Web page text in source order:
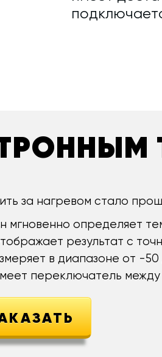
за нагревом стало
мгновенно определяет
результат с
в диапазоне от -50
переключатель